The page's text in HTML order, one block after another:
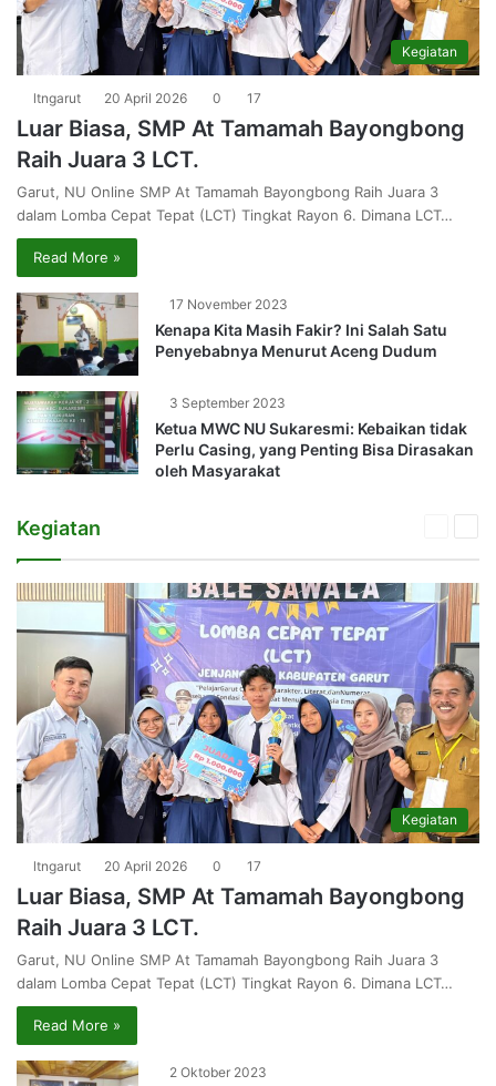
Kegiatan
ltngarut 20 April 2026 0 17
Luar Biasa, SMP At Tamamah Bayongbong
Raih Juara 3 LCT.
Garut, NU Online SMP At Tamamah Bayongbong Raih Juara 3
dalam Lomba Cepat Tepat (LCT) Tingkat Rayon 6. Dimana LCT…
Read More »
17 November 2023
Kenapa Kita Masih Fakir? Ini Salah Satu
Penyebabnya Menurut Aceng Dudum
3 September 2023
Ketua MWC NU Sukaresmi: Kebaikan tidak
Perlu Casing, yang Penting Bisa Dirasakan
oleh Masyarakat
Kegiatan
Kegiatan
ltngarut 20 April 2026 0 17
Luar Biasa, SMP At Tamamah Bayongbong
Raih Juara 3 LCT.
Garut, NU Online SMP At Tamamah Bayongbong Raih Juara 3
dalam Lomba Cepat Tepat (LCT) Tingkat Rayon 6. Dimana LCT…
Read More »
2 Oktober 2023